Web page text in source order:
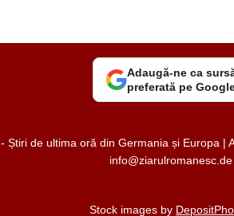
Adaugă-ne ca
preferată pe
de ultima oră din Germania și Europa |
info@ziarulromanesc.de
Stock images by